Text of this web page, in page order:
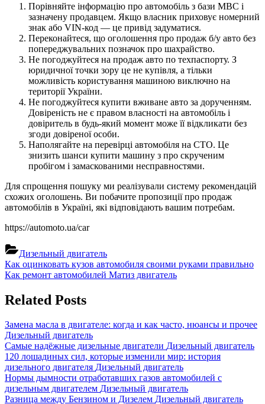
Порівняйте інформацію про автомобіль з бази МВС і
зазначену продавцем. Якщо власник приховує номерний
знак або VIN-код — це привід задуматися.
Переконайтеся, що оголошення про продаж б/у авто без
попереджувальних позначок про шахрайство.
Не погоджуйтеся на продаж авто по техпаспорту. З
юридичної точки зору це не купівля, а тільки
можливість користування машиною виключно на
території України.
Не погоджуйтеся купити вживане авто за дорученням.
Довіреність не є правом власності на автомобіль і
довіритель в будь-який момент може її відкликати без
згоди довіреної особи.
Наполягайте на перевірці автомобіля на СТО. Це
знизить шанси купити машину з про скрученим
пробігом і замаскованими несправностями.
Для спрощення пошуку ми реалізували систему рекомендацій
схожих оголошень. Ви побачите пропозиції про продаж
автомобілів в Україні, які відповідають вашим потребам.
https://automoto.ua/car
Дизельный двигатель
Навигация
по
записям
Previous
Post:
Как оцинковать кузов автомобиля своими руками правильно
Next
Как ремонт автомобилей Матиз двигатель
Related Posts
Замена масла в двигателе: когда и как часто, нюансы и прочее
Дизельный двигатель
Самые надёжные дизельные двигатели Дизельный двигатель
120 лошадиных сил, которые изменили мир: история
дизельного двигателя Дизельный двигатель
Нормы дымности отработавших газов автомобилей с
дизельным двигателем Дизельный двигатель
Разница между Бензином и Дизелем Дизельный двигатель